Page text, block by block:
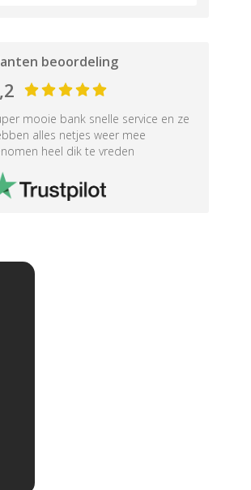
beoordeling
mooie bank snelle service en ze
alles netjes weer mee
heel dik te vreden